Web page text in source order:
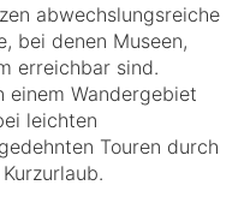
abwechslungsreiche
bei denen Museen,
erreichbar sind.
einem Wandergebiet
leichten
Touren durch